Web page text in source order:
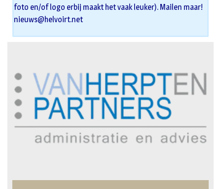
foto en/of logo erbij maakt het vaak leuker). Mailen maar!
nieuws@helvoirt.net